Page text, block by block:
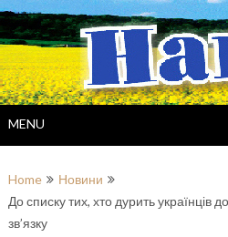
Skip
to
content
MENU
Home
Новини
До списку тих, хто дурить українців
зв’язку